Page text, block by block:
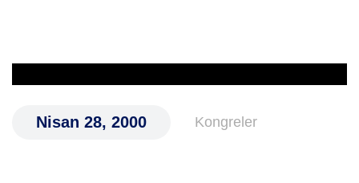
Nisan 28, 2000 Kongreler